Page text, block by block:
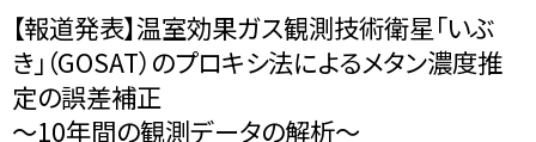
【報道発表】温室効果ガス観測技術衛星「いぶ
き」（GOSAT）のプロキシ法によるメタン濃度推
定の誤差補正
～10年間の観測データの解析～